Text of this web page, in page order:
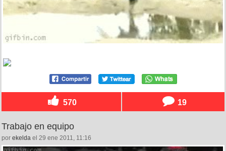
570 19
Trabajo en equipo
por ekelda el 29 ene 2011, 11:16